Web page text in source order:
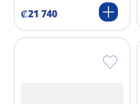
₡21 740